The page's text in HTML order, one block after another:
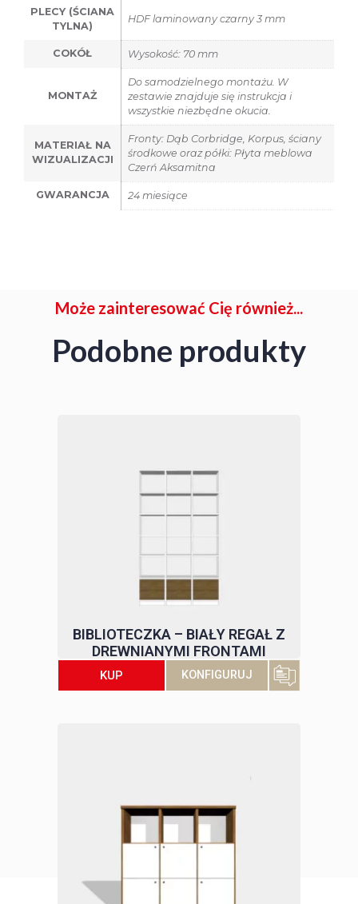
PLECY (ŚCIANA
TYLNA)
HDF laminowany czarny 3 mm
COKÓŁ Wysokość: 70 mm
MONTAŻ
Do samodzielnego montażu. W
zestawie znajduje się instrukcja i
wszystkie niezbędne okucia.
MATERIAŁ NA
WIZUALIZACJI
Fronty: Dąb Corbridge, Korpus, ściany
środkowe oraz półki: Płyta meblowa
Czerń Aksamitna
GWARANCJA 24 miesiące
Może zainteresować Cię również...
Podobne produkty
BIBLIOTECZKA – BIAŁY REGAŁ Z
DREWNIANYMI FRONTAMI
KUP KONFIGURUJ